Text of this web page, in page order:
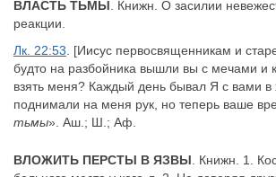
ВЛАСТЬ ТЬМЫ . Книжн. О засилии
реакции.
Лк. 22:53 . [Иисус первосвященникам и
будто на разбойника вышли вы с мечами и
взять меня? Каждый день бывал Я с вами
поднимали на меня рук, но теперь ваше
тьмы». Аш.; Ш.; Аф.
ВЛОЖИТЬ ПЕРСТЫ В ЯЗВЫ . Книжн. 1.